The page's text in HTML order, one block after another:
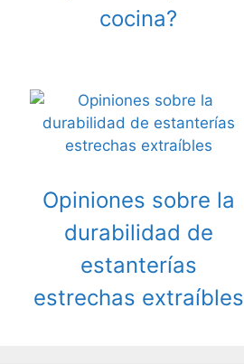
cocina?
Opiniones sobre la
durabilidad de
estanterías
estrechas extraíbles